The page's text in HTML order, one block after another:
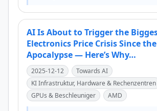
AI Is About to Trigger the
Electronics Price Crisis Since the
Apocalypse — Here’s Why…
2025-12-12
Towards AI
KI Infrastruktur, Hardware & Rechenzentren
GPUs & Beschleuniger
AMD